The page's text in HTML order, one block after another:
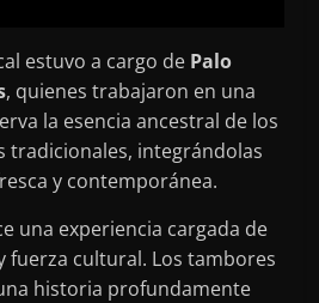
estuvo a cargo de Palo
, quienes trabajaron en una
la esencia ancestral de los
tradicionales, integrándolas
y contemporánea.
una experiencia cargada de
fuerza cultural. Los tambores
historia profundamente